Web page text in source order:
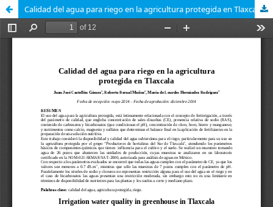
Calidad del agua para riego en la agricultura protegida en Tlaxcala